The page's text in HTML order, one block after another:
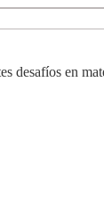
desafíos en